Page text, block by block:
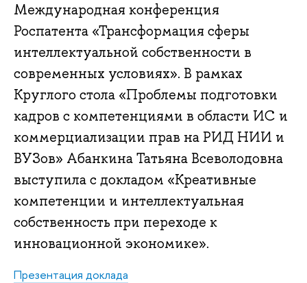
Международная конференция
Роспатента «Трансформация сферы
интеллектуальной собственности в
современных условиях». В рамках
Круглого стола «Проблемы подготовки
кадров с компетенциями в области ИС и
коммерциализации прав на РИД НИИ и
ВУЗов» Абанкина Татьяна Всеволодовна
выступила с докладом «Креативные
компетенции и интеллектуальная
собственность при переходе к
инновационной экономике».
Презентация доклада